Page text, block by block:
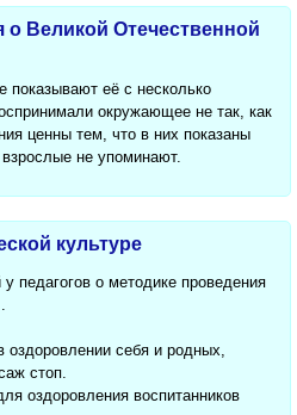
о Великой Отечественной
показывают её с несколько
окружающее не так, как
ценны тем, что в них показаны
не упоминают.
культуре
педагогов о методике проведения
оздоровлении себя и родных,
стоп.
оздоровления воспитанников